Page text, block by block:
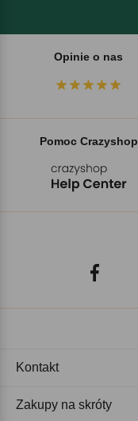
Opinie o nas
Pomoc Crazyshop
Kontakt
Zakupy na skróty